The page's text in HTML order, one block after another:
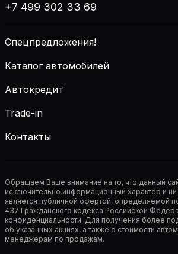
+7 499 302 33 69
Спецпредложения!
Каталог автомобилей
Автокредит
Trade-in
Контакты
Обращаем Ваше внимание на то, что данный
исключительно информационный характер и ни
является публичной офертой, определяемой
437 Гражданского кодекса Российской
конфиденциальности. Для получения более
об указанных акциях, а также о стоимости
менеджерам по продажам.